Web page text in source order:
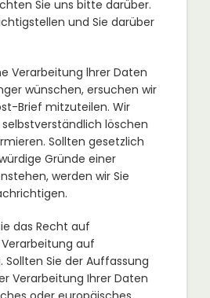
Sie uns bitte darüber.
und Sie darüber
Verarbeitung lhrer Daten
wünschen, ersuchen wir
Brief mitzuteilen. Wir
löschen
Sollten gesetzlich
Gründe einer
werden wir Sie
das Recht auf
auf
Sie der Auffassung
Verarbeitung Ihrer Daten